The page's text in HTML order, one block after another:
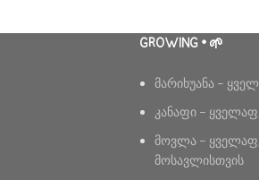
GROWING • 🌱
მარიხუანა –
კანაფი –
მოვლა –
მოსავლისთვის